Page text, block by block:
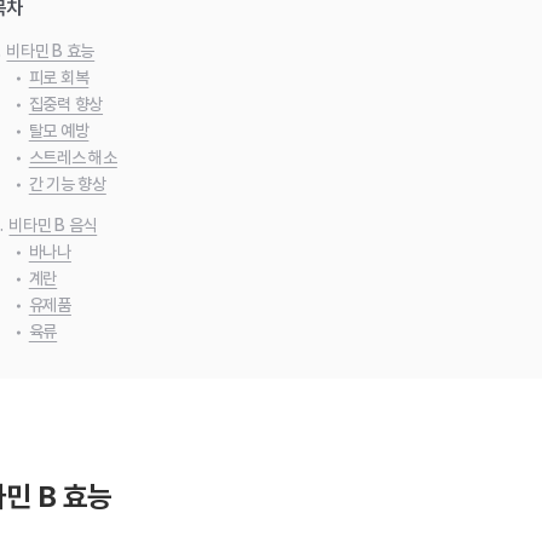
차
비타민 B 효능
• 피로 회복
• 집중력 향상
• 탈모 예방
• 스트레스 해소
• 간 기능 향상
비타민 B 음식
• 바나나
• 계란
• 유제품
• 육류
민 B 효능